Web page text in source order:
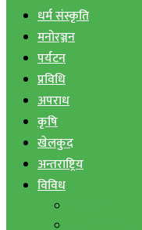
धर्म संस्कृति
मनोरञ्जन
पर्यटन
प्रविधि
अपराध
कृषि
खेलकुद
अन्तराष्ट्रिय
विविध